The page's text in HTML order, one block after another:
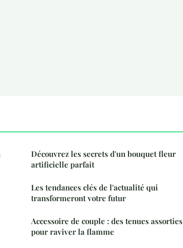
Découvrez les secrets d'un bouquet fleur
artificielle parfait
Les tendances clés de l'actualité qui
transformeront votre futur
Accessoire de couple : des tenues assorties
pour raviver la flamme